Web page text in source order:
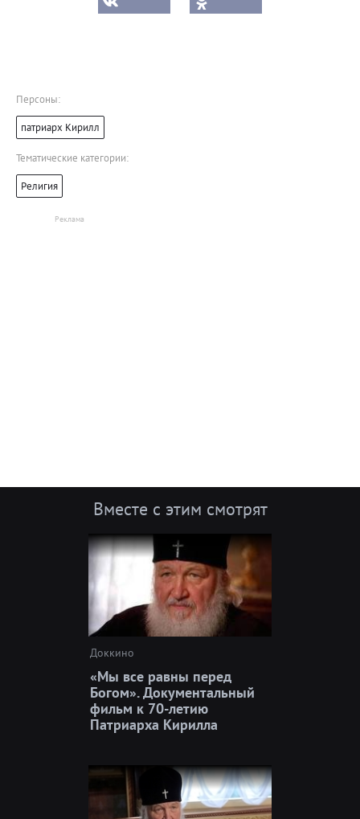
Персоны:
патриарх Кирилл
Тематические категории:
Религия
Вместе с этим смотрят
Доккино
«Мы все равны перед
Богом». Документальный
фильм к 70-летию
Патриарха Кирилла